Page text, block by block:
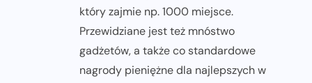
który zajmie np. 1000 miejsce.
Przewidziane jest też mnóstwo
gadżetów, a także co standardowe
nagrody pieniężne dla najlepszych w